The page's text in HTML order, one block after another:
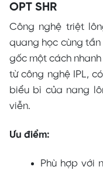
OPT SHR
Công nghệ triệt
quang học cùng
gốc một cách
từ công nghệ IPL,
biểu bì của nang
viễn.
Ưu điểm:
Phù hợp với